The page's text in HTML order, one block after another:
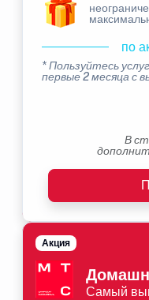
по
* Пользуйтесь
первые 2 месяца с
В
Самый
Акция